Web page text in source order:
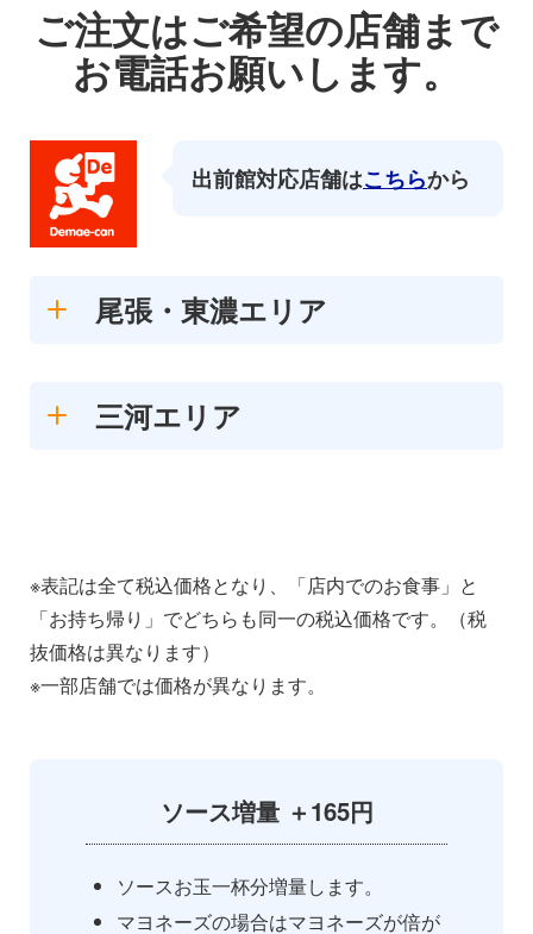
ご注文はご希望の店舗まで
お電話お願いします。
出前館対応店舗はこちらから
尾張・東濃エリア
三河エリア
※表記は全て税込価格となり、「店内でのお食事」と
「お持ち帰り」でどちらも同一の税込価格です。（税
抜価格は異なります）
※一部店舗では価格が異なります。
ソース増量 ＋165円
ソースお玉一杯分増量します。
マヨネーズの場合はマヨネーズが倍が